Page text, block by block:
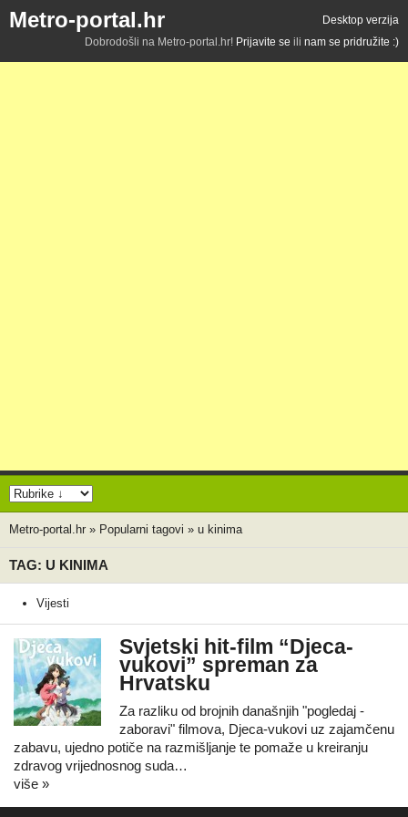
Metro-portal.hr
Desktop verzija
Dobrodošli na Metro-portal.hr! Prijavite se ili nam se pridružite :)
Metro-portal.hr » Popularni tagovi » u kinima
TAG: U KINIMA
Vijesti
Svjetski hit-film “Djeca-
vukovi” spreman za
Hrvatsku
Za razliku od brojnih današnjih "pogledaj -
zaboravi" filmova, Djeca-vukovi uz zajamčenu
zabavu, ujedno potiče na razmišljanje te pomaže u kreiranju
zdravog vrijednosnog suda…
više »